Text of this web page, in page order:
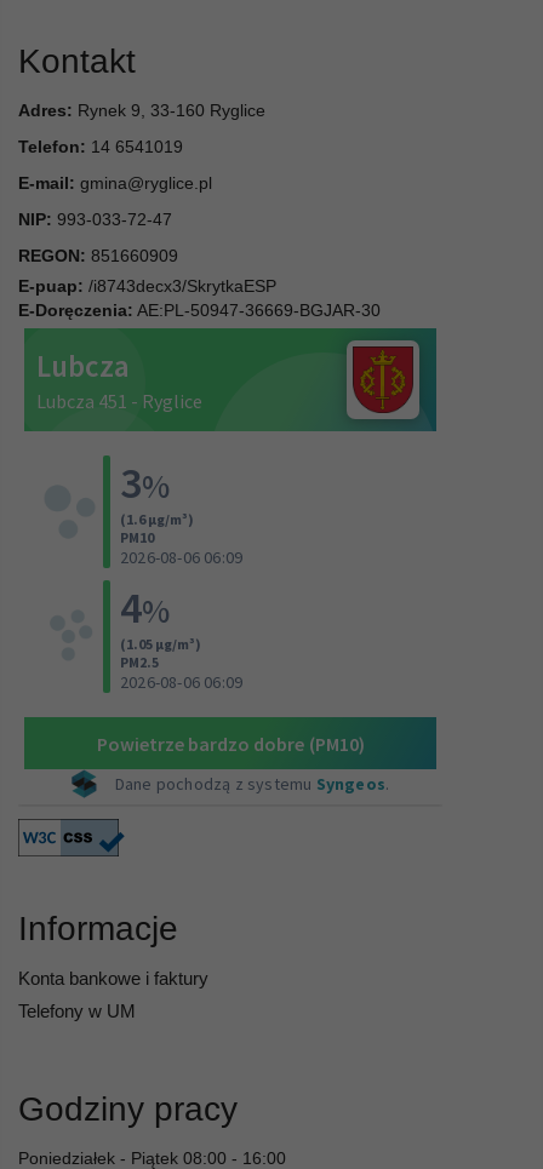
Kontakt
Adres: Rynek 9, 33-160 Ryglice
Telefon: 14 6541019
E-mail: gmina@ryglice.pl
NIP: 993-033-72-47
REGON: 851660909
E-puap: /i8743decx3/SkrytkaESP
E-Doręczenia: AE:PL-50947-36669-BGJAR-30
Informacje
Konta bankowe i faktury
Telefony w UM
Godziny pracy
Poniedziałek - Piątek 08:00 - 16:00